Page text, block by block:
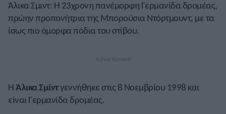
Άλικα Σμιντ: Η 23χρονη πανέμορφη Γερμανίδα δρομέας,
πρώην προπονήτρια της Μπορούσια Ντόρτμουντ, με τα
ίσως πιο όμορφα πόδια του στίβου.
ΗΆλικα Σμίντγεννήθηκε στις 8 Νοεμβρίου 1998 και
είναι Γερμανίδα δρομέας.